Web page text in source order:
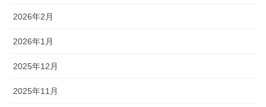
2026年2月
2026年1月
2025年12月
2025年11月